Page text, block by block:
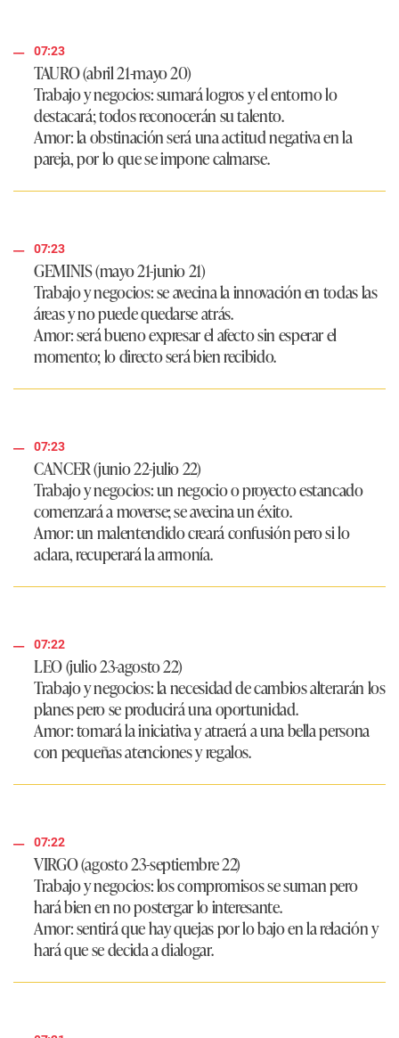
07:23
TAURO (abril 21-mayo 20)
Trabajo y negocios: sumará logros y el entorno lo
destacará; todos reconocerán su talento.
Amor: la obstinación será una actitud negativa en la
pareja, por lo que se impone calmarse.
07:23
GEMINIS (mayo 21-junio 21)
Trabajo y negocios: se avecina la innovación en todas las
áreas y no puede quedarse atrás.
Amor: será bueno expresar el afecto sin esperar el
momento; lo directo será bien recibido.
07:23
CANCER (junio 22-julio 22)
Trabajo y negocios: un negocio o proyecto estancado
comenzará a moverse; se avecina un éxito.
Amor: un malentendido creará confusión pero si lo
aclara, recuperará la armonía.
07:22
LEO (julio 23-agosto 22)
Trabajo y negocios: la necesidad de cambios alterarán los
planes pero se producirá una oportunidad.
Amor: tomará la iniciativa y atraerá a una bella persona
con pequeñas atenciones y regalos.
07:22
VIRGO (agosto 23-septiembre 22)
Trabajo y negocios: los compromisos se suman pero
hará bien en no postergar lo interesante.
Amor: sentirá que hay quejas por lo bajo en la relación y
hará que se decida a dialogar.